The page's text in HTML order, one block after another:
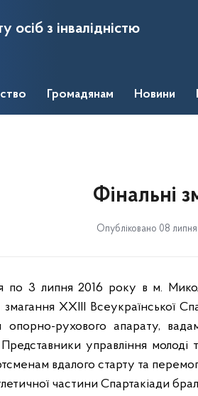
осіб з інвалідністю
Громадянам Новини
Фінальні
Опубліковано 08 липня
по 3 липня 2016 року в м.
змагання ХХІІІ Всеукраїнської
опорно-рухового апарату,
Представники управління
вдалого старту та
частини Спартакіади